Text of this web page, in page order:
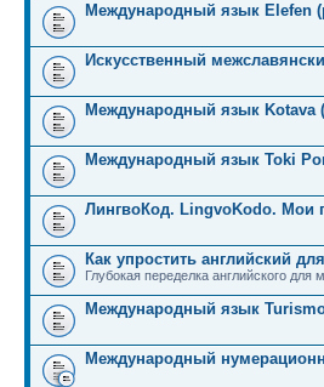
Международный язык Elefen
Искусственный
Международный язык Kotava
Международный язык Toki
ЛингвоКод. LingvoKodo. Мои
Как упростить английский
Глубокая переделка английского для
Международный язык
Международный